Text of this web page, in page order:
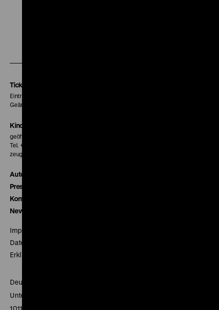
Tickets
Eintritt 5 €
Geänderte Preise sind im Programm vermerkt.
Kinokasse
geöffnet 30 Minuten vor Beginn der ersten Vorstellung
Tel. + 49 30 20304-770
zeughauskino@dhm.de
Autor*innen
Presse
Kontakt
Newsletter
Impressum
Datenschutz
Erklärung digitale Barrierefreiheit
Deutsches Historisches Museum
Unter den Linden 2
10117 Berlin